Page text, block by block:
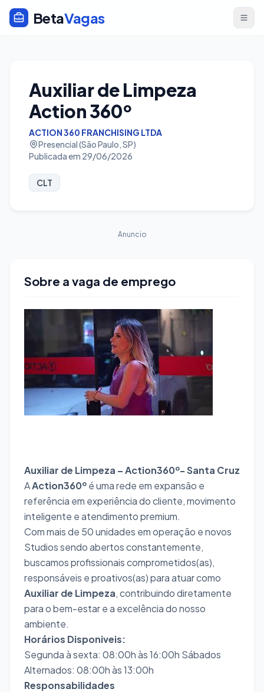
BetaVagas
Auxiliar de Limpeza
Action 360º
ACTION 360 FRANCHISING LTDA
Presencial (São Paulo, SP)
Publicada em 29/06/2026
CLT
Anuncio
Sobre a vaga de emprego
Auxiliar de Limpeza – Action360º- Santa Cruz
AAction360ºé uma rede em expansão e
referência em experiência do cliente, movimento
inteligente e atendimento premium.
Com mais de 50 unidades em operação e novos
Studios sendo abertos constantemente,
buscamos profissionais comprometidos(as),
responsáveis e proativos(as) para atuar como
Auxiliar de Limpeza, contribuindo diretamente
para o bem-estar e a excelência do nosso
ambiente.
Horários Disponiveis:
Segunda à sexta: 08:00h às 16:00h Sábados
Alternados: 08:00h às 13:00h
Responsabilidades